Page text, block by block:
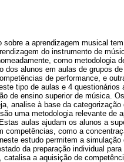
sobre a aprendizagem musical
do instrumento de
como metodologia
dos alunos em aulas de grupos
de performance, e
tipo de aulas e 4
de ensino superior de música.
analise à base da
uma metodologia relevante de
aulas ajudam os alunos a
competências, como a
estudo permitem a
da preparação individual
catalisa a aquisição de